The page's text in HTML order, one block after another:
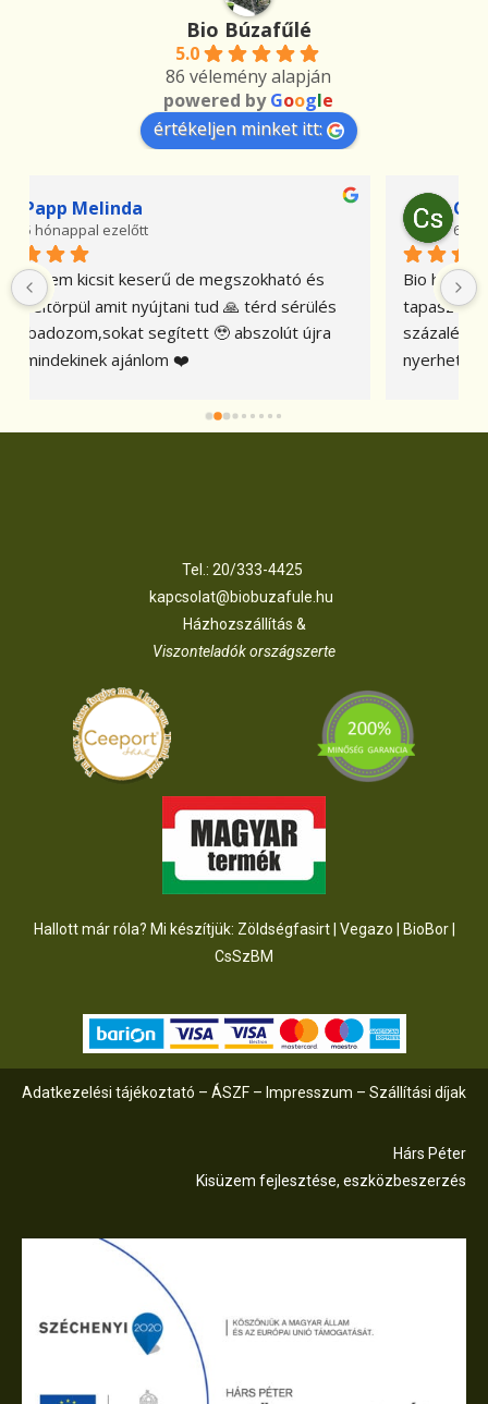
Bio Búzafűlé
5.0
86 vélemény alapján
powered byGoogle
értékeljen minket itt:
Csilla Kovács
6 hónappal ezelőtt
Bio búzafűmagot vásároltam és az a
tapasztalatom, hogy gyorsan, szinte 100
százalékban kicsírázik. A búzafű erős, sok  lé
nyerhető ki belőle. Nagyon köszönöm és hálás
búzafűmagot Önöktől vásárolhatom meg.
Tel.: 20/333-4425
kapcsolat@biobuzafule.hu
Házhozszállítás &
Viszonteladók országszerte
Hallott már róla? Mi készítjük: Zöldségfasirt Vegazo BioBor|
CsSzBM
Adatkezelési tájékoztató – ÁSZF – Impresszum – Szállítási díjak
Hárs Péter
Kisüzem fejlesztése, eszközbeszerzés